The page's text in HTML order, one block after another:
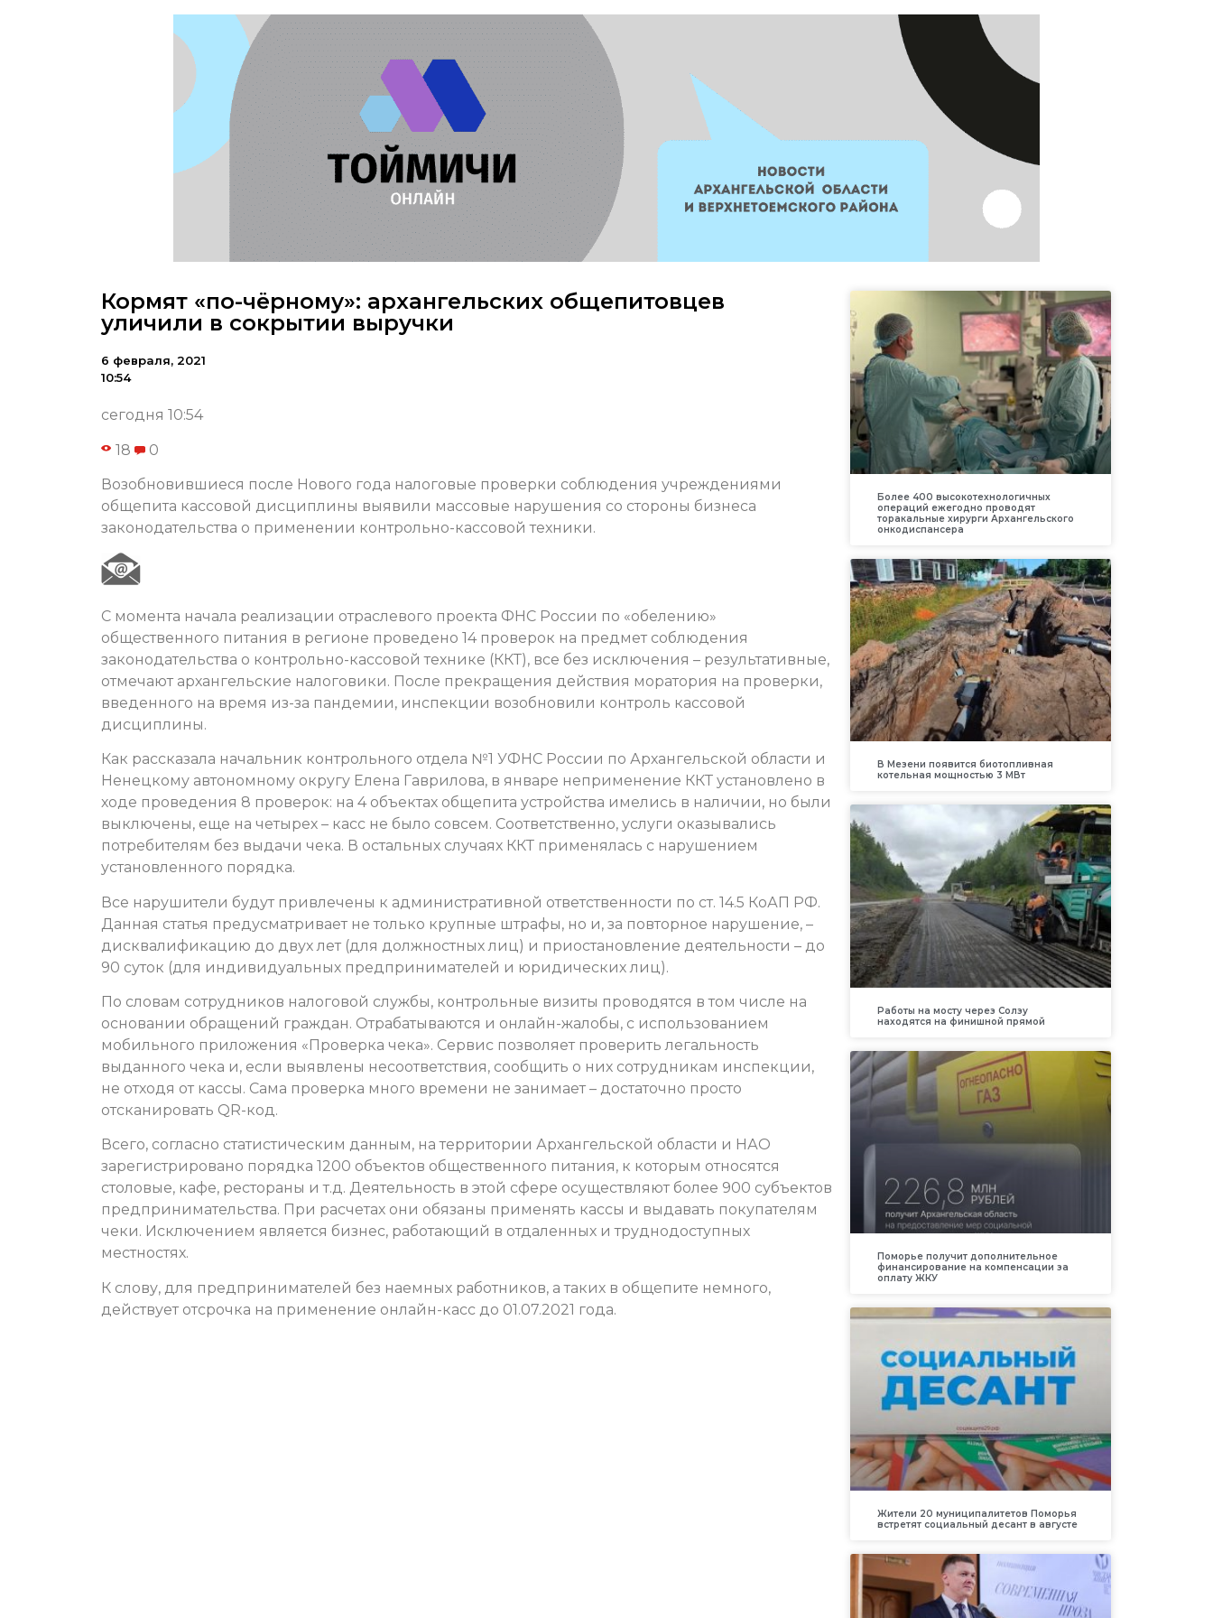
Кормят «по-чёрному»: архангельских общепитовцев
уличили в сокрытии выручки
6 февраля, 2021
10:54
сегодня 10:54
18 0
Возобновившиеся после Нового года налоговые проверки соблюдения учреждениями
общепита кассовой дисциплины выявили массовые нарушения со стороны бизнеса
законодательства о применении контрольно-кассовой техники.
С момента начала реализации отраслевого проекта ФНС России по «обелению»
общественного питания в регионе проведено 14 проверок на предмет соблюдения
законодательства о контрольно-кассовой технике (ККТ), все без исключения – результативные,
отмечают архангельские налоговики. После прекращения действия моратория на проверки,
введенного на время из-за пандемии, инспекции возобновили контроль кассовой
дисциплины.
Как рассказала начальник контрольного отдела №1 УФНС России по Архангельской области и
Ненецкому автономному округу Елена Гаврилова, в январе неприменение ККТ установлено в
ходе проведения 8 проверок: на 4 объектах общепита устройства имелись в наличии, но были
выключены, еще на четырех – касс не было совсем. Соответственно, услуги оказывались
потребителям без выдачи чека. В остальных случаях ККТ применялась с нарушением
установленного порядка.
Все нарушители будут привлечены к административной ответственности по ст. 14.5 КоАП РФ.
Данная статья предусматривает не только крупные штрафы, но и, за повторное нарушение, –
дисквалификацию до двух лет (для должностных лиц) и приостановление деятельности – до
90 суток (для индивидуальных предпринимателей и юридических лиц).
По словам сотрудников налоговой службы, контрольные визиты проводятся в том числе на
основании обращений граждан. Отрабатываются и онлайн-жалобы, с использованием
мобильного приложения «Проверка чека». Сервис позволяет проверить легальность
выданного чека и, если выявлены несоответствия, сообщить о них сотрудникам инспекции,
не отходя от кассы. Сама проверка много времени не занимает – достаточно просто
отсканировать QR-код.
Всего, согласно статистическим данным, на территории Архангельской области и НАО
зарегистрировано порядка 1200 объектов общественного питания, к которым относятся
столовые, кафе, рестораны и т.д. Деятельность в этой сфере осуществляют более 900 субъектов
предпринимательства. При расчетах они обязаны применять кассы и выдавать покупателям
чеки. Исключением является бизнес, работающий в отдаленных и труднодоступных
местностях.
К слову, для предпринимателей без наемных работников, а таких в общепите немного,
действует отсрочка на применение онлайн-касс до 01.07.2021 года.
Более 400 высокотехнологичных
операций ежегодно проводят
торакальные хирурги Архангельского
онкодиспансера
В Мезени появится биотопливная
котельная мощностью 3 МВт
Работы на мосту через Солзу
находятся на финишной прямой
Поморье получит дополнительное
финансирование на компенсации за
оплату ЖКУ
Жители 20 муниципалитетов Поморья
встретят социальный десант в августе